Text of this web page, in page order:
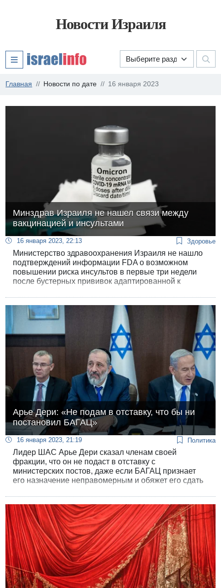
Новости Израиля
Главная Новости по дате 16 января 2023
Минздрав Израиля не нашел связи между
вакцинацией и инсультами
16 января 2023, 22:13 Здоровье
Министерство здравоохранения Израиля не нашло
подтверждений информации FDA о возможном
повышении риска инсультов в первые три недели
после бустерных прививок адаптированной к
подобной связи между вакцинацией и риском
ишемических инсультов у пожилых людей не
наблюдается.
Арье Дери: «Не подам в отставку, что бы ни
постановил БАГАЦ»
16 января 2023, 21:19 Политика
Лидер ШАС Арье Дери сказал членам своей
фракции, что он не подаст в отставку с
министерских постов, даже если БАГАЦ признает
его назначение неправомерным и обяжет его сдать
дело Нетанияху», - цитирует слова Дери
корреспондент «Хадашот 13» Авишай Бен-Хаим.